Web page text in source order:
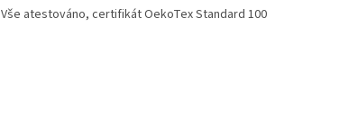
Vše atestováno, certifikát OekoTex Standard 100